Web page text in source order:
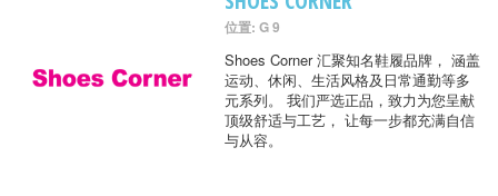
位置: G 9
Shoes Corner 汇聚知名鞋履品牌， 涵盖
运动、休闲、生活风格及日常通勤等多
元系列。 我们严选正品，致力为您呈献
顶级舒适与工艺， 让每一步都充满自信
与从容。